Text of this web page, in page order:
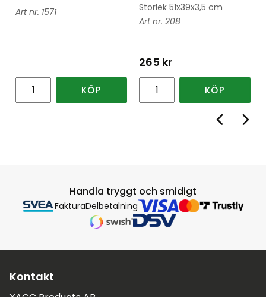
1571
KÖP
Storlek 51x39x3,5 cm
208
265 kr
KÖP
Handla tryggt och smidigt
FakturaDelbetalning
Kontakt